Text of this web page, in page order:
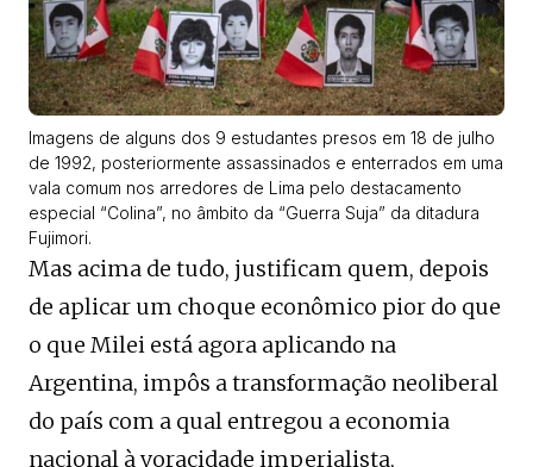
Imagens de alguns dos 9 estudantes presos em 18 de julho
de 1992, posteriormente assassinados e enterrados em uma
vala comum nos arredores de Lima pelo destacamento
especial “Colina”, no âmbito da “Guerra Suja” da ditadura
Fujimori.
Mas acima de tudo, justificam quem, depois
de aplicar um choque econômico pior do que
o que Milei está agora aplicando na
Argentina, impôs a transformação neoliberal
do país com a qual entregou a economia
nacional à voracidade imperialista,